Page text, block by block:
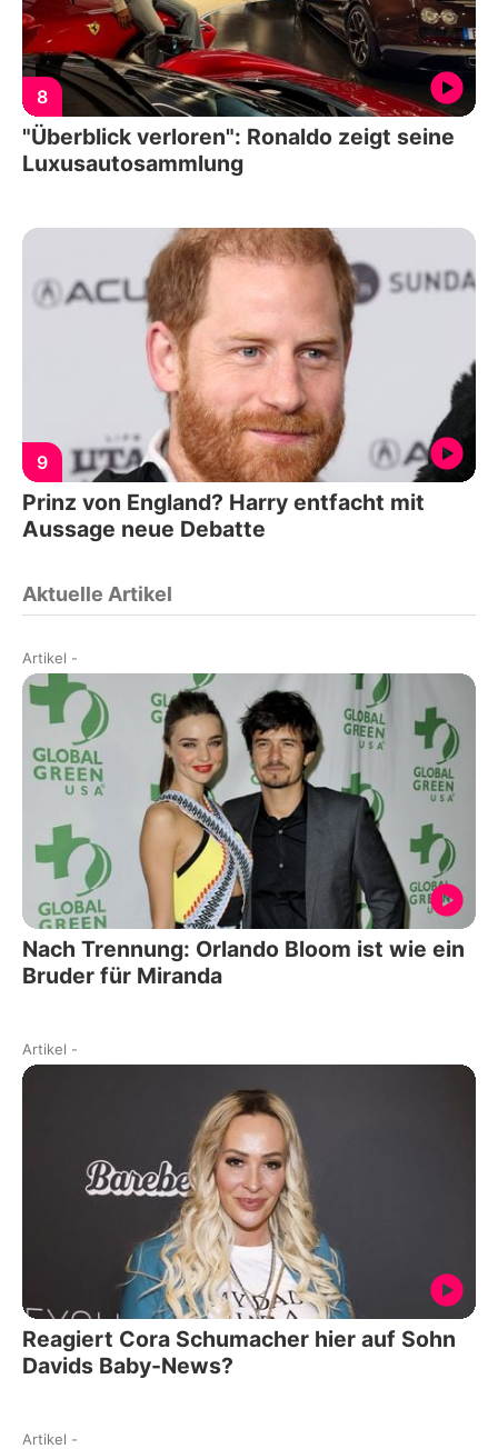
8
"Überblick verloren": Ronaldo zeigt seine
Luxusautosammlung
9
Prinz von England? Harry entfacht mit
Aussage neue Debatte
Aktuelle Artikel
Artikel -
Nach Trennung: Orlando Bloom ist wie ein
Bruder für Miranda
Artikel -
Reagiert Cora Schumacher hier auf Sohn
Davids Baby-News?
Artikel -